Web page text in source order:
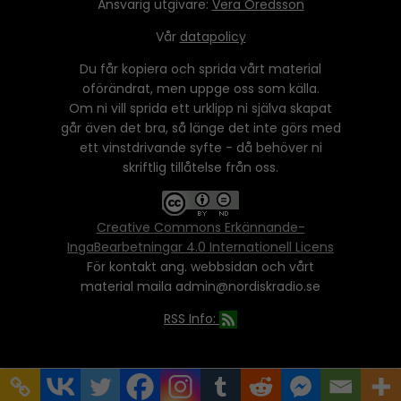
Ansvarig utgivare: Vera Oredsson
Vår datapolicy
Du får kopiera och sprida vårt material
oförändrat, men uppge oss som källa.
Om ni vill sprida ett urklipp ni själva skapat
går även det bra, så länge det inte görs med
ett vinstdrivande syfte - då behöver ni
skriftlig tillåtelse från oss.
Creative Commons Erkännande-
IngaBearbetningar 4.0 Internationell Licens
För kontakt ang. webbsidan och vårt
material maila admin@nordiskradio.se
RSS Info: